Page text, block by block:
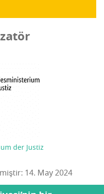
der Justiz
14. May 2024